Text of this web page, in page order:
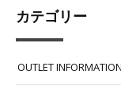
カテゴリー
OUTLET INFORMATION